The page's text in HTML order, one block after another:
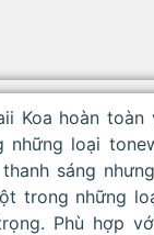
Koa hoàn toàn
những loại
sáng
trong những
Phù hợp